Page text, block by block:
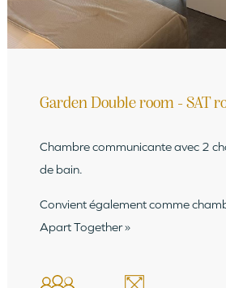
Garden Double room - SAT
Chambre communicante avec 2
de bain.
Convient également comme
Apart Together »